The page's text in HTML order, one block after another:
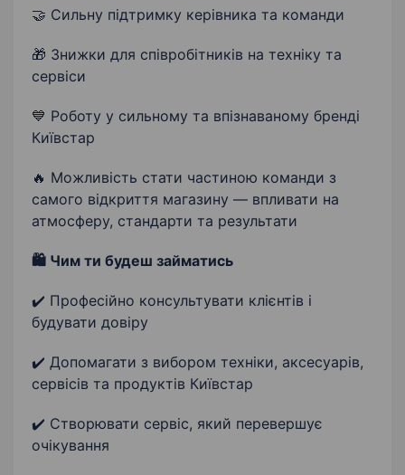
🤝 Сильну підтримку керівника та команди
🎁 Знижки для співробітників на техніку та
сервіси
💙 Роботу у сильному та впізнаваному бренді
Київстар
🔥 Можливість стати частиною команди з
самого відкриття магазину — впливати на
атмосферу, стандарти та результати
🛍 Чим ти будеш займатись
✔️ Професійно консультувати клієнтів і
будувати довіру
✔️ Допомагати з вибором техніки, аксесуарів,
сервісів та продуктів Київстар
✔️ Створювати сервіс, який перевершує
очікування